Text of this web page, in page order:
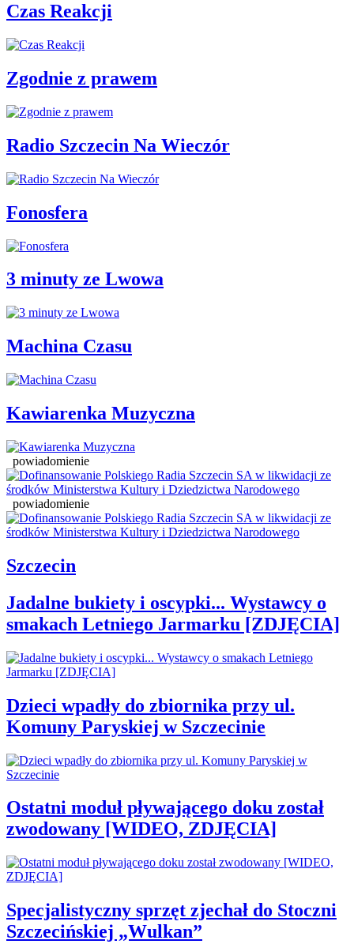
Czas Reakcji
Zgodnie z prawem
Radio Szczecin Na Wieczór
Fonosfera
3 minuty ze Lwowa
Machina Czasu
Kawiarenka Muzyczna
powiadomienie
powiadomienie
Szczecin
Jadalne bukiety i oscypki... Wystawcy o
smakach Letniego Jarmarku [ZDJĘCIA]
Dzieci wpadły do zbiornika przy ul.
Komuny Paryskiej w Szczecinie
Ostatni moduł pływającego doku został
zwodowany [WIDEO, ZDJĘCIA]
Specjalistyczny sprzęt zjechał do Stoczni
Szczecińskiej „Wulkan”